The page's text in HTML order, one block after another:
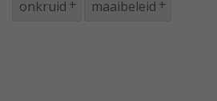
onkruid maaibeleid